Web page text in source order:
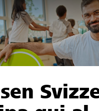
Inizia ora